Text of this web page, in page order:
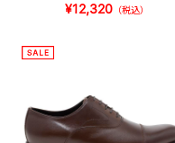
¥12,320（税込）